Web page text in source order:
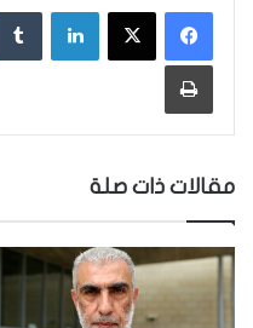
لينكدإن
طباعة
مقالات ذات صلة